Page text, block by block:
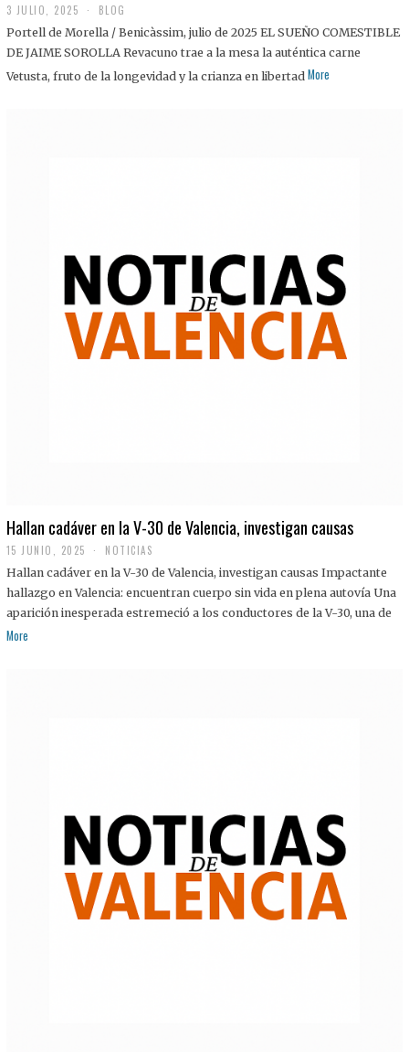
3 JULIO, 2025
J
U
I
BLOG
Portell de Morella / Benicàssim, julio de 2025 EL SUEÑO COMESTIBLE
DE JAIME SOROLLA Revacuno trae a la mesa la auténtica carne
Vetusta, fruto de la longevidad y la crianza en libertad More
Hallan cadáver en la V-30 de Valencia, investigan causas
15 JUNIO, 2025 NOTICIAS
Hallan cadáver en la V-30 de Valencia, investigan causas Impactante
hallazgo en Valencia: encuentran cuerpo sin vida en plena autovía Una
aparición inesperada estremeció a los conductores de la V-30, una de
More